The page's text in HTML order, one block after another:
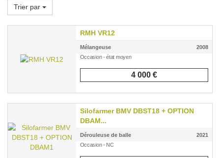
Trier par
RMH VR12
Mélangeuse
2008
Occasion - état moyen
4 000 €
Silofarmer BMV DBST18 + OPTION
DBAM...
Dérouleuse de balle
2021
Occasion - NC